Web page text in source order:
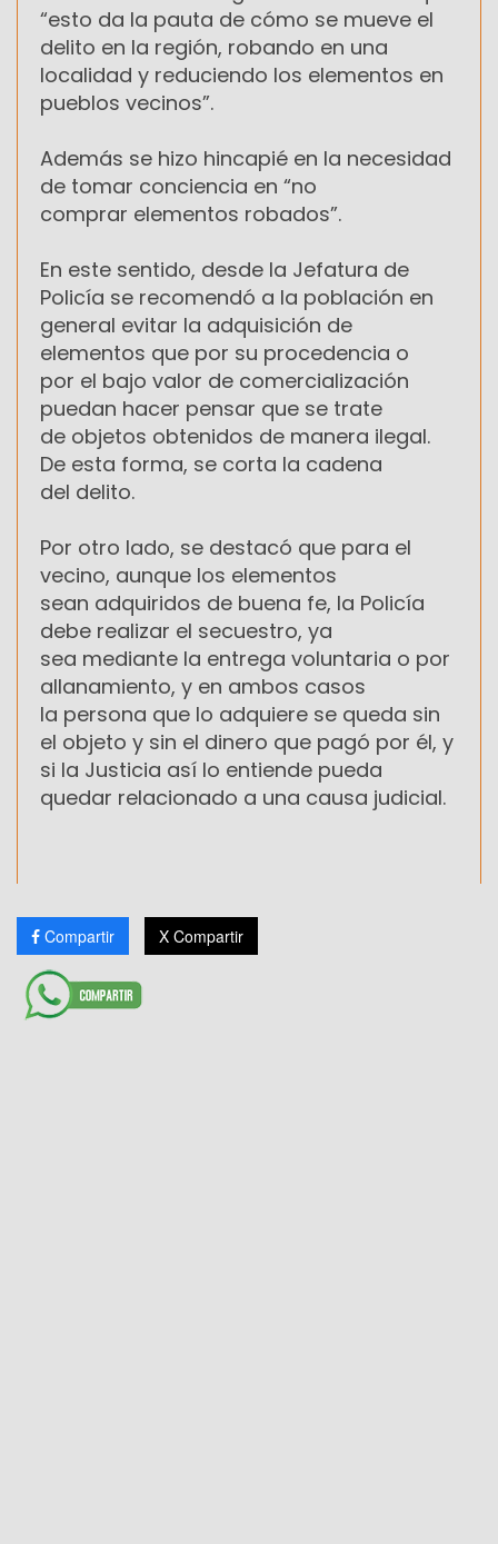
“esto da la pauta de cómo se mueve el
delito en la región, robando en una
localidad y reduciendo los elementos en
pueblos vecinos”.
Además se hizo hincapié en la necesidad
de tomar conciencia en “no
comprar elementos robados”.
En este sentido, desde la Jefatura de
Policía se recomendó a la población en
general evitar la adquisición de
elementos que por su procedencia o
por el bajo valor de comercialización
puedan hacer pensar que se trate
de objetos obtenidos de manera ilegal.
De esta forma, se corta la cadena
del delito.
Por otro lado, se destacó que para el
vecino, aunque los elementos
sean adquiridos de buena fe, la Policía
debe realizar el secuestro, ya
sea mediante la entrega voluntaria o por
allanamiento, y en ambos casos
la persona que lo adquiere se queda sin
el objeto y sin el dinero que pagó por él, y
si la Justicia así lo entiende pueda
quedar relacionado a una causa judicial.
Compartir X Compartir